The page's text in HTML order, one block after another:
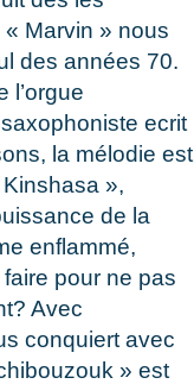
Marvin » nous
des années 70.
l’orgue
ecrit
la mélodie est
»,
de la
enflammé,
pour ne pas
Avec
conquiert avec
» est